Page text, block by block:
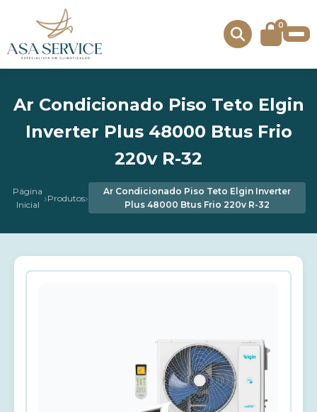
0
Ar Condicionado Piso Teto Elgin
Inverter Plus 48000 Btus Frio
220v R-32
Página
Inicial ›Produtos›
Ar Condicionado Piso Teto Elgin Inverter
Plus 48000 Btus Frio 220v R-32